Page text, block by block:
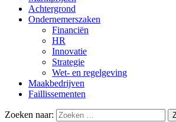
Achtergrond
Ondernemerszaken
Financiën
HR
Innovatie
Strategie
Wet- en regelgeving
Maakbedrijven
Faillissementen
Zoeken naar: